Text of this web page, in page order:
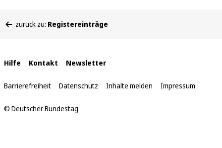
befinden
zurück zu: Registereinträge
Interne
Links
Hilfe Kontakt Newsletter
Barrierefreiheit Datenschutz Inhalte melden Impressum
© Deutscher Bundestag